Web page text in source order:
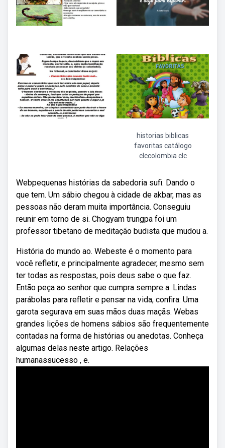
historias biblicas
favoritas catálogo
clccolombia clc
Webpequenas histórias da sabedoria sufi. Dando o
que tem. Um sábio chegou à cidade de akbar, mas as
pessoas não deram muita importância. Conseguiu
reunir em torno de si. Chogyam trungpa foi um
professor tibetano de meditação budista que mudou a.
História do mundo ao. Webeste é o momento para
você refletir, e principalmente agradecer, mesmo sem
ter todas as respostas, pois deus sabe o que faz.
Então peça ao senhor que cumpra sempre a. Lindas
parábolas para refletir e pensar na vida, confira: Uma
garota segurava em suas mãos duas maçãs. Webas
grandes lições de homens sábios são frequentemente
contadas na forma de histórias ou anedotas. Conheça
algumas delas neste artigo. Relações
humanassucesso , e.